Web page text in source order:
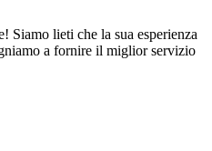
Siamo lieti che la sua esperienza
a fornire il miglior servizio